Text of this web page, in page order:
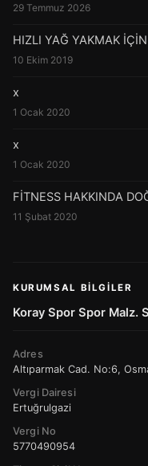
29 Temmuz 2026
HIZLI YAĞ YAKMAK
10 Ekim 2019
x
1 Ocak 2020
x
1 Ocak 2020
FİTNESS HAKKINDA
11 Şubat 2020
KURUMSAL BILGILER
Koray Spor Spor Malz.
Adres
Altıparmak Cad. No:6,
Vergi Dairesi
Ertuğrulgazi
Vergi No
5770490954